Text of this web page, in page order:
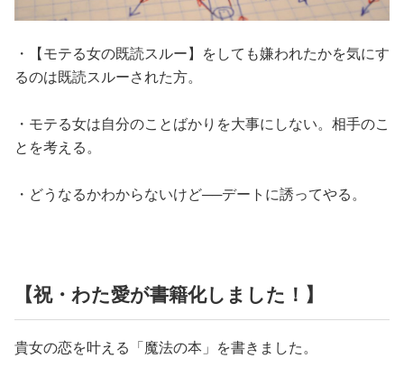
・【モテる女の既読スルー】をしても嫌われたかを気にす
るのは既読スルーされた方。
・モテる女は自分のことばかりを大事にしない。相手のこ
とを考える。
・どうなるかわからないけど──デートに誘ってやる。
【祝・わた愛が書籍化しました！】
貴女の恋を叶える「魔法の本」を書きました。